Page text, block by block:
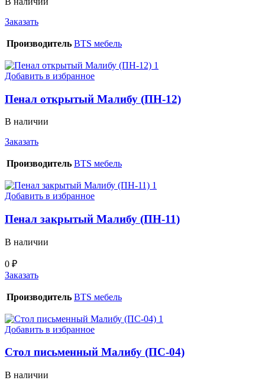
Заказать
Производитель BTS мебель
Добавить в избранное
Пенал открытый Малибу (ПН-12)
В наличии
Заказать
Производитель BTS мебель
Добавить в избранное
Пенал закрытый Малибу (ПН-11)
В наличии
0 ₽
Заказать
Производитель BTS мебель
Добавить в избранное
Стол письменный Малибу (ПС-04)
В наличии